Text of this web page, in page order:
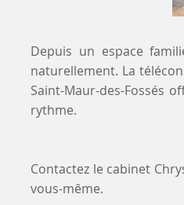
Depuis un espace
naturellement. La
Saint-Maur-des-Fossés
rythme.
Contactez le cabinet
vous-même.